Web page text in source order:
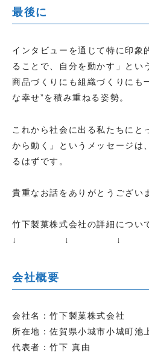
最後に
インタビューを通じて特に印象
ることで、自分を動かす」とい
商品づくりにも組織づくりにも
な幸せ”を積み重ねる姿勢。
これから社会に出る私たちにと
から動く」というメッセージは
るはずです。
貴重なお話をありがとうござい
竹下製菓株式会社の詳細につい
↓ ↓ ↓
会社概要
会社名：竹下製菓株式会社
所在地：佐賀県小城市小城町池
代表者：竹下 真由